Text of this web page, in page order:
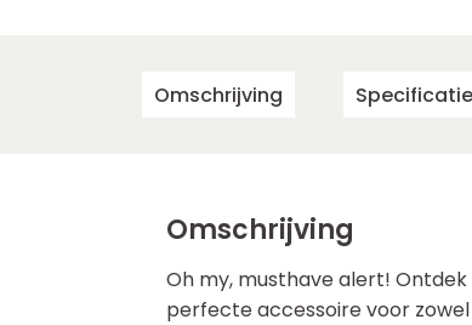
Omschrijving
Omschrijving
Oh my, musthave alert!
perfecte accessoire voor